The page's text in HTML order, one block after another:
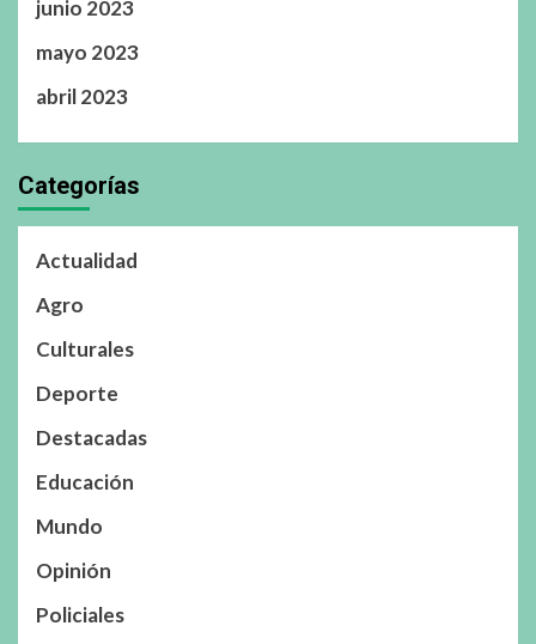
junio 2023
mayo 2023
abril 2023
Categorías
Actualidad
Agro
Culturales
Deporte
Destacadas
Educación
Mundo
Opinión
Policiales